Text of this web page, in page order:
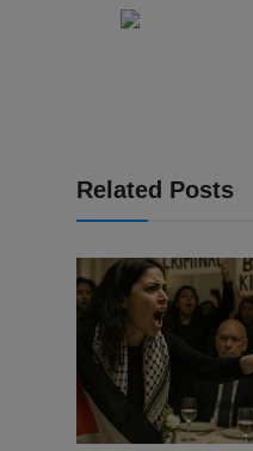
Related Posts